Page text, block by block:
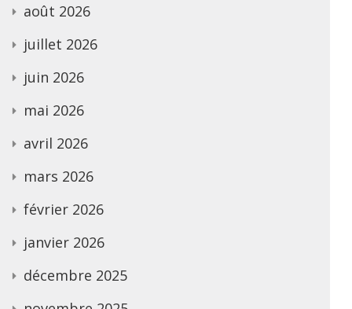
août 2026
juillet 2026
juin 2026
mai 2026
avril 2026
mars 2026
février 2026
janvier 2026
décembre 2025